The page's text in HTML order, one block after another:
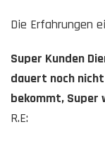
Die Erfahrungen
Super Kunden
dauert noch
bekommt, Super
R.E: